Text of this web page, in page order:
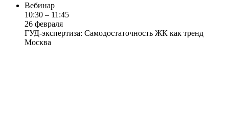
Вебинар
10:30 – 11:45
26 февраля
ГУД-экспертиза: Самодостаточность ЖК как тренд
Москва